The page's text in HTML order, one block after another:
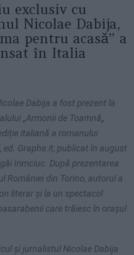
exclusiv cu
Nicolae Dabija,
pentru acasă” a
în Italia
Dabija a fost prezent la
„Armonii de Toamnă„
italiană a romanului
ed. Graphe.it, publicat în august
Irimciuc. După prezentarea
României din Torino, autorul a
literar și la un spectacol
care trăiesc în orașul
și jurnalistul Nicolae Dabija